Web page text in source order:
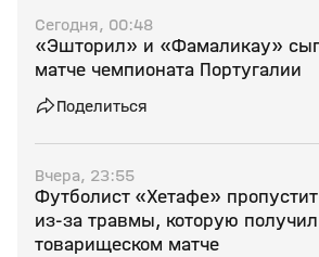
Сегодня, 00:48
«Эшторил» и «Фамаликау»
матче чемпионата Португалии
Поделиться
Вчера, 23:55
Футболист «Хетафе»
из‑за травмы, которую
товарищеском матче